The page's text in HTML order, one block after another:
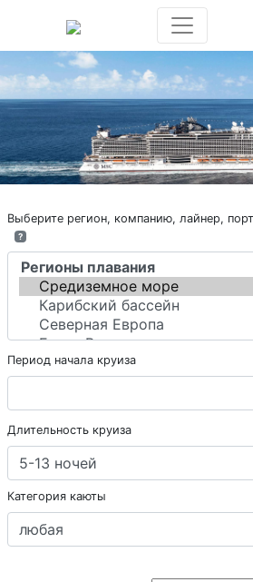
Выберите регион, компанию, лайнер,
?
Период начала круиза
Длительность круиза
Категория каюты